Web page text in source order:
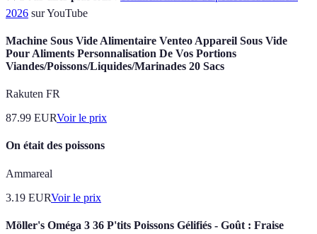
2026 sur YouTube
Machine Sous Vide Alimentaire Venteo Appareil Sous Vide
Pour Aliments Personnalisation De Vos Portions
Viandes/Poissons/Liquides/Marinades 20 Sacs
Rakuten FR
87.99 EURVoir le prix
On était des poissons
Ammareal
3.19 EURVoir le prix
Möller's Oméga 3 36 P'tits Poissons Gélifiés - Goût : Fraise